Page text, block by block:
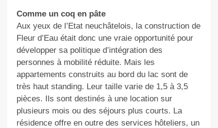
Comme un coq en pâte
Aux yeux de l’Etat neuchâtelois, la construction de
Fleur d’Eau était donc une vraie opportunité pour
développer sa politique d’intégration des
personnes à mobilité réduite. Mais les
appartements construits au bord du lac sont de
très haut standing. Leur taille varie de 1,5 à 3,5
pièces. Ils sont destinés à une location sur
plusieurs mois ou des séjours plus courts. La
résidence offre en outre des services hôteliers, un